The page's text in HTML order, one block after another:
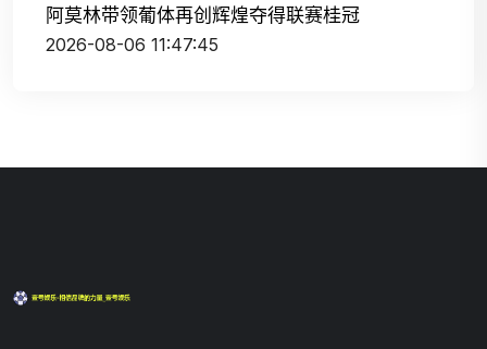
阿莫林带领葡体再创辉煌夺得联赛桂冠
2026-08-06 11:47:45